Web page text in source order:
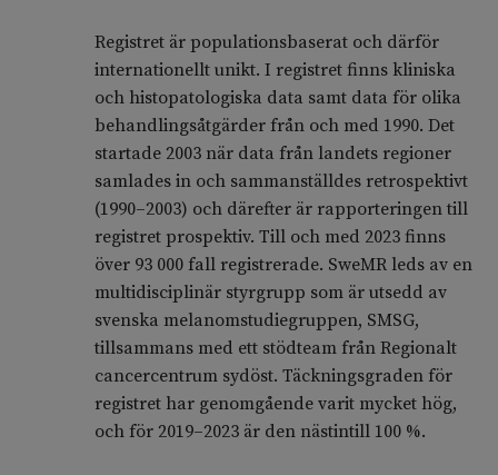
Registret är populationsbaserat och därför
internationellt unikt. I registret finns kliniska
och histopatologiska data samt data för olika
behandlingsåtgärder från och med 1990. Det
startade 2003 när data från landets regioner
samlades in och sammanställdes retrospektivt
(1990–2003) och därefter är rapporteringen till
registret prospektiv. Till och med 2023 finns
över 93 000 fall registrerade. SweMR leds av en
multidisciplinär styrgrupp som är utsedd av
svenska melanomstudiegruppen, SMSG,
tillsammans med ett stödteam från Regionalt
cancercentrum sydöst. Täckningsgraden för
registret har genomgående varit mycket hög,
och för 2019–2023 är den nästintill 100 %.